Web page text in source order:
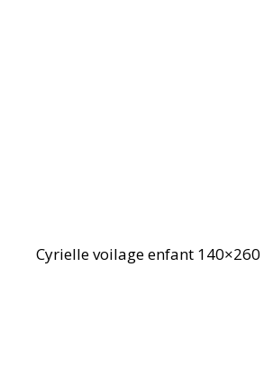
Cyrielle voilage enfant 140×260